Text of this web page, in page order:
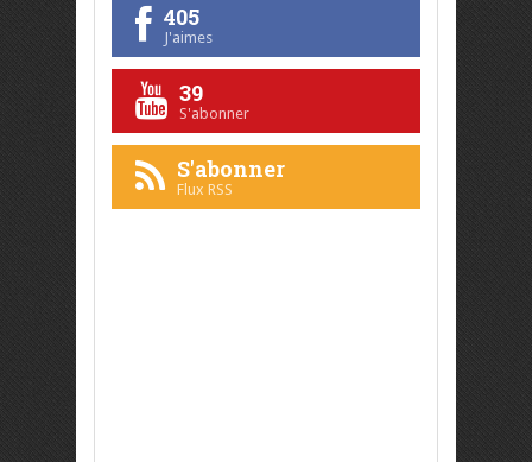
405
J'aimes
39
S'abonner
S'abonner
Flux RSS